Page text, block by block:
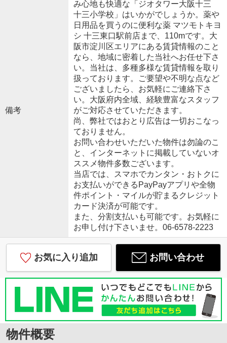
備考
み心地も快適な「ジオタワー大阪十三
十三小学校」はいかがでしょうか。薬や
日用品を買うのに便利な薬 マツモトキヨ
シ 十三東口駅前店まで、110mです。大
阪市淀川区エリアにある賃貸情報のこと
なら、地域に密着した当社へお任せ下さ
い。当社は、多種多様な賃貸情報を取り
扱っております。ご要望や不明な点など
ございましたら、お気軽にご連絡下さ
い。大阪府内全域、経験豊富なスタッフ
がご対応させていただきます。
尚、弊社ではおとり広告は一切おこなっ
ておりません。
お問い合わせいただいた物件は勿論のこ
と、インターネットに掲載していないオ
ススメ物件多数ございます。
当店では、スマホでカンタン・おトクに
お支払いができるPayPayアプリや全物
件ポイント・マイルが貯まるクレジット
カード決済が可能です。
また、分割支払いも可能です。お気軽に
お申し付け下さいませ。06-6578-2223
お気に入り追加 お問い合わせ
物件概要